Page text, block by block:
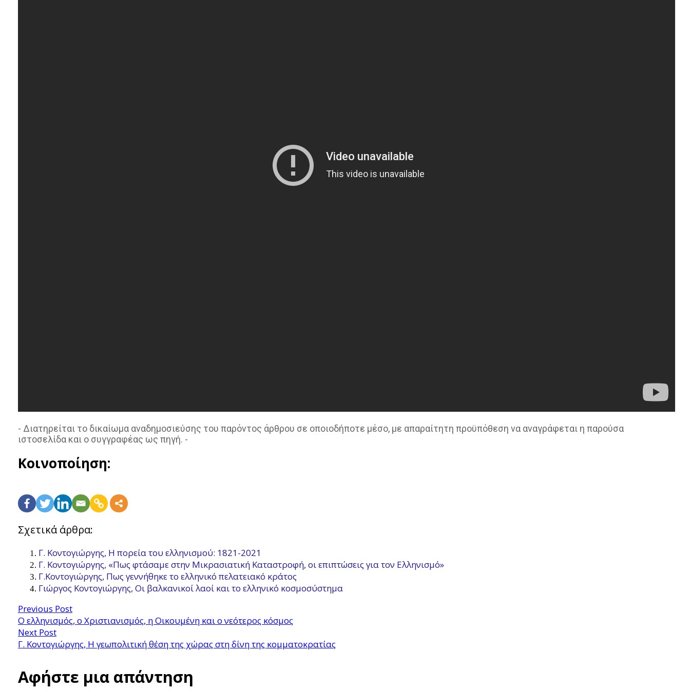
- Διατηρείται το δικαίωμα αναδημοσιεύσης του παρόντος άρθρου σε οποιοδήποτε μέσο, με απαραίτητη προϋπόθεση να αναγράφεται η παρούσα
ιστοσελίδα και ο συγγραφέας ως πηγή. -
Κοινοποίηση:
Σχετικά άρθρα:
Γ. Κοντογιώργης, Η πορεία του ελληνισμού: 1821-2021
Γ. Κοντογιώργης, «Πως φτάσαμε στην Μικρασιατική Καταστροφή, οι επιπτώσεις για τον Ελληνισμό»
Γ.Κοντογιώργης, Πως γεννήθηκε το ελληνικό πελατειακό κράτος
Γιώργος Κοντογιώργης, Οι βαλκανικοί λαοί και το ελληνικό κοσμοσύστημα
Previous Post
Ο ελληνισμός, ο Χριστιανισμός, η Οικουμένη και ο νεότερος κόσμος
Next Post
Γ. Κοντογιώργης, Η γεωπολιτική θέση της χώρας στη δίνη της κομματοκρατίας
Αφήστε μια απάντηση